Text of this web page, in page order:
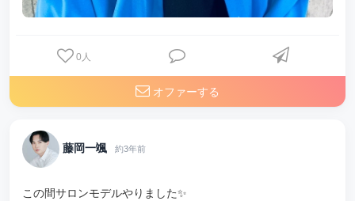
0 人
オファーする
藤岡一颯 約3年前
この間サロンモデルやりました✨